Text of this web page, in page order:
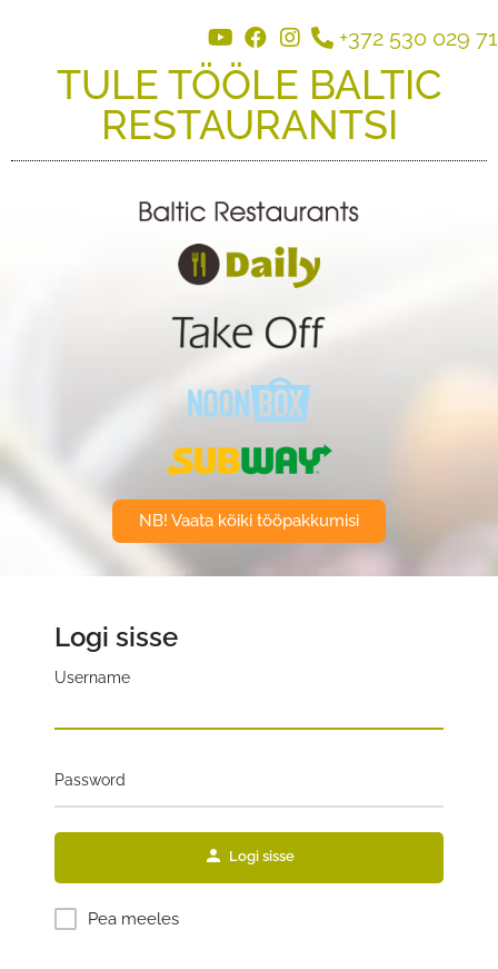
+372 530 029 71
TULE TÖÖLE BALTIC
RESTAURANTSI
NB! Vaata kõiki tööpakkumisi
Logi sisse
Username
Password
Logi sisse
Pea meeles